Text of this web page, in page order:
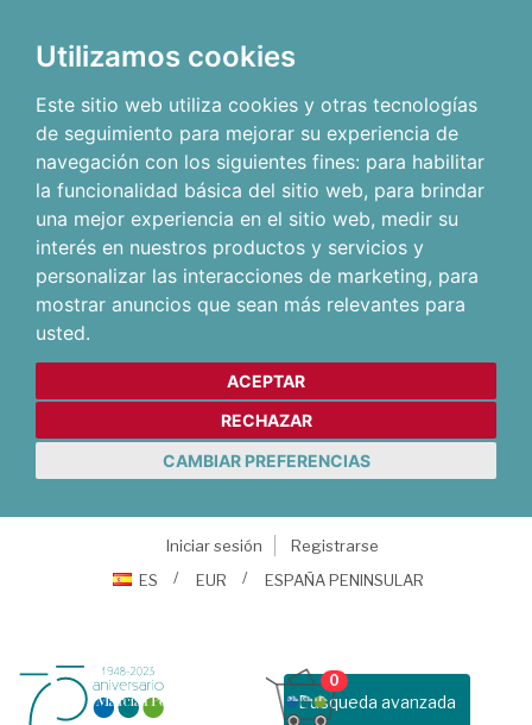
Utilizamos cookies
Este sitio web utiliza cookies y otras tecnologías
de seguimiento para mejorar su experiencia de
navegación con los siguientes fines: para habilitar
la funcionalidad básica del sitio web, para brindar
una mejor experiencia en el sitio web, medir su
interés en nuestros productos y servicios y
personalizar las interacciones de marketing, para
mostrar anuncios que sean más relevantes para
usted.
ACEPTAR
RECHAZAR
CAMBIAR PREFERENCIAS
Iniciar sesión
Registrarse
ES
EUR ESPAÑA PENINSULAR
Busqueda avanzada
0